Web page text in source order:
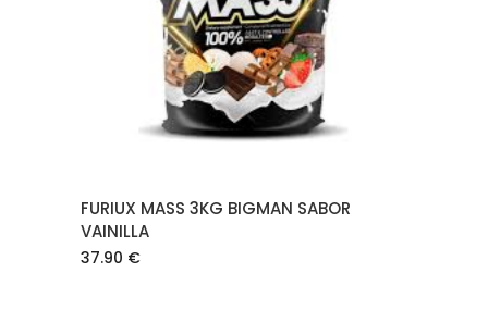
AÑADIR AL CARRITO
FURIUX MASS 3KG BIGMAN SABOR
VAINILLA
37.90 €